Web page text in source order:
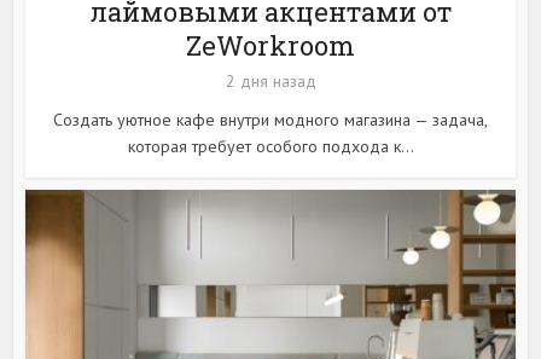
лаймовыми акцентами от
ZeWorkroom
2 дня назад
Создать уютное кафе внутри модного магазина — задача,
которая требует особого подхода к...